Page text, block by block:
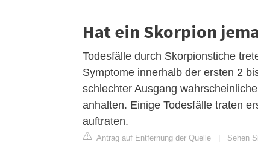
Hat ein Skorpion
Todesfälle durch Skorpionstiche
Symptome innerhalb der ersten 2
schlechter Ausgang
anhalten. Einige Todesfälle traten
auftraten.
Antrag auf Entfernung der Quelle Sehen